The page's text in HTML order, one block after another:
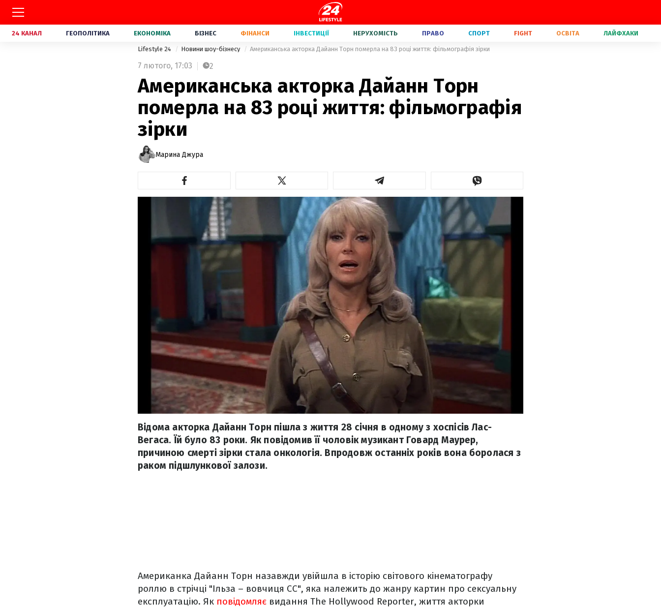
24 КАНАЛ ГЕОПОЛІТИКА ЕКОНОМІКА БІЗНЕС ФІНАНСИ ІНВЕСТИЦІЇ НЕРУХОМІСТЬ ПРАВО СПОРТ FIGHT ОСВІТА ЛАЙФХАКИ
Lifestyle 24 Новини шоу-бізнесу Американська акторка Дайанн Торн померла на 83 році життя: фільмографія зірки
7 лютого, 17:03 2
Американська акторка Дайанн Торн
померла на 83 році життя: фільмографія
зірки
Марина Джура
Відома акторка Дайанн Торн пішла з життя 28 січня в одному з хоспісів Лас-
Вегаса. Їй було 83 роки. Як повідомив її чоловік музикант Говард Маурер,
причиною смерті зірки стала онкологія. Впродовж останніх років вона боролася з
раком підшлункової залози.
Американка Дайанн Торн назавжди увійшла в історію світового кінематографу
роллю в стрічці "Ільза – вовчиця СС", яка належить до жанру картин про сексуальну
експлуатацію. Як повідомляє видання The Hollywood Reporter, життя акторки